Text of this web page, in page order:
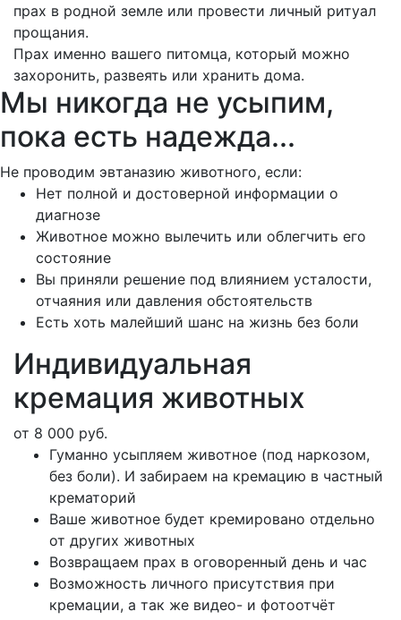
прах в родной земле или провести личный ритуал
прощания.
Прах именно вашего питомца, который можно
захоронить, развеять или хранить дома.
Мы никогда не усыпим,
пока есть надежда...
Не проводим эвтаназию животного, если:
Нет полной и достоверной информации о
диагнозе
Животное можно вылечить или облегчить его
состояние
Вы приняли решение под влиянием усталости,
отчаяния или давления обстоятельств
Есть хоть малейший шанс на жизнь без боли
Индивидуальная
кремация животных
от 8 000 руб.
Гуманно усыпляем животное (под наркозом,
без боли). И забираем на кремацию в частный
крематорий
Ваше животное будет кремировано отдельно
от других животных
Возвращаем прах в оговоренный день и час
Возможность личного присутствия при
кремации, а так же видео- и фотоотчёт